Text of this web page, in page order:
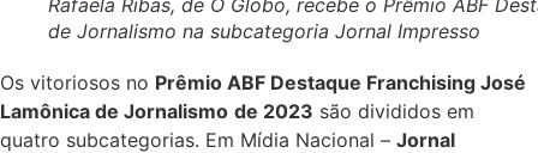
de Jornalismo na subcategoria Jornal Impresso
Os vitoriosos no Prêmio ABF Destaque Franchising José
Lamônica de Jornalismo de 2023 são divididos em
quatro subcategorias. Em Mídia Nacional – Jornal